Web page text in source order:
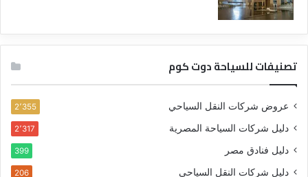
تصنيفات للسياحة دوت كوم
عروض شركات النقل السياحي 2٬355
دليل شركات السياحة المصرية 2٬317
دليل فنادق مصر 399
دليل شركات النقل السياحي 206